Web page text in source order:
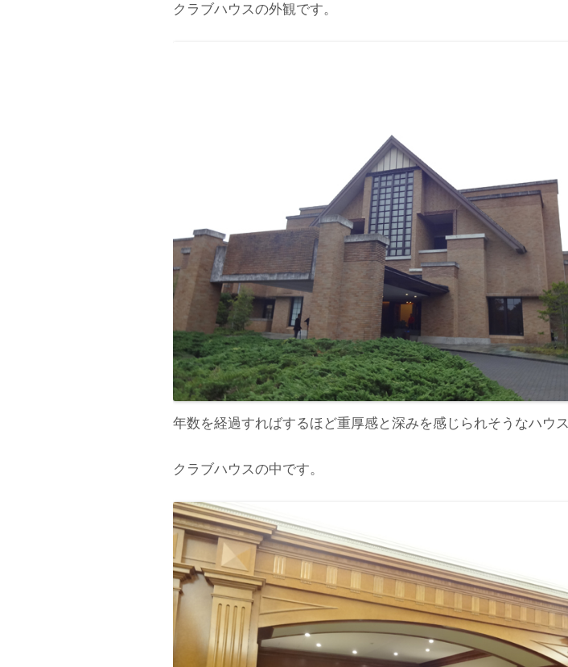
クラブハウスの外観です。
年数を経過すればするほど重厚感と深みを感じられそうなハウス
クラブハウスの中です。